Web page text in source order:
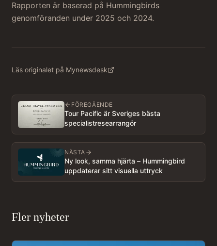
Rapporten är baserad på Hummingbirds
genomföranden under 2025 och 2024.
Läs originalet på Mynewsdesk
FÖREGÅENDE
Tour Pacific är Sveriges bästa
specialistresearrangör
NÄSTA
Ny look, samma hjärta – Hummingbird
uppdaterar sitt visuella uttryck
Fler nyheter